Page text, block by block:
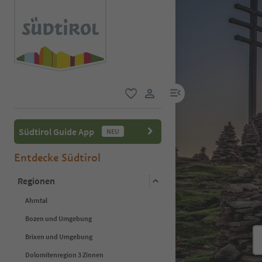
user link
menu link
Südtirol Guide App NEU
Entdecke Südtirol
Regionen
Ahrntal
Bozen und Umgebung
Brixen und Umgebung
Dolomitenregion 3 Zinnen